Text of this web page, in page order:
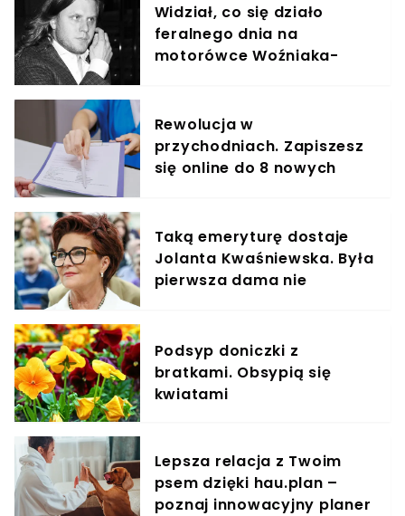
Widział, co się działo
feralnego dnia na
motorówce Woźniaka-
Rewolucja w
przychodniach. Zapiszesz
się online do 8 nowych
Taką emeryturę dostaje
Jolanta Kwaśniewska. Była
pierwsza dama nie
Podsyp doniczki z
bratkami. Obsypią się
kwiatami
Lepsza relacja z Twoim
psem dzięki hau.plan –
poznaj innowacyjny planer